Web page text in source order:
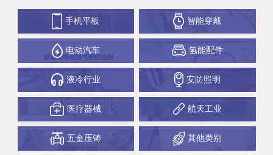
手机平板 智能穿戴
电动汽车 氢能配件
液冷行业 安防照明
医疗器械 航天工业
五金压铸 其他类别